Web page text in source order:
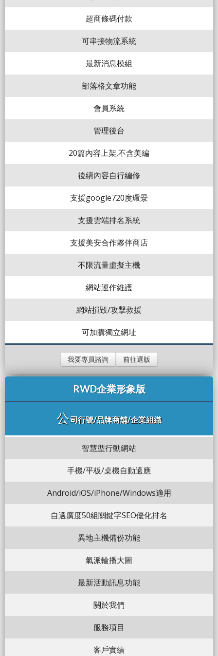
超商條碼付款
可串接物流系統
最新消息模組
部落格文章功能
會員系統
管理後台
20篇內容上架,不含美編
後續內容自行編修
支援google720度環景
支援雲端排名系統
支援美安合作夥伴商店
不限流量虛擬主機
網站運作維護
網站損毀/攻擊救援
可加購獨立網址
我要專員諮詢 前往選版
RWD企業形象版
公司行號/品牌商舖/企業組織
智慧型行動網站
手機/平板/桌機自動適應
Android/iOS/iPhone/Windows適用
自選廣度50組關鍵字SEO優化排名
異地主機備份功能
氣派輪播大圖
最新活動訊息功能
關於我們
服務項目
客戶實績